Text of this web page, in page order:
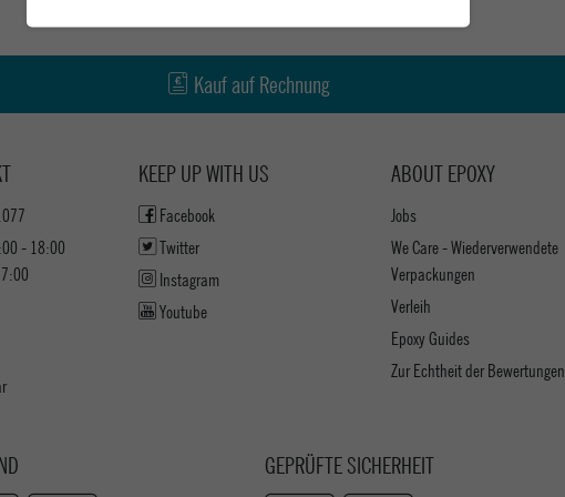
Kauf auf Rechnung
- 18:00
ABOUT EPOXY
Jobs
We Care - Wiederverwendete
Verpackungen
Verleih
Epoxy Guides
Zur Echtheit der Bewertungen
KEEP UP WITH US
Facebook
Twitter
Instagram
Youtube
GEPRÜFTE SICHERHEIT